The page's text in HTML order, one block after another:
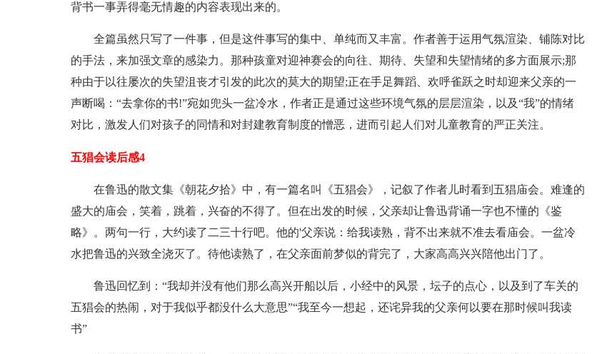
背书一事弄得毫无情趣的内容表现出来的。
全篇虽然只写了一件事，但是这件事写的集中、单纯而又丰富。作者善于运用气氛渲染、铺陈对比
的手法，来加强文章的感染力。那种孩童对迎神赛会的向往、期待、失望和失望情绪的多方面展示;那
种由于以往屡次的失望沮丧才引发的此次的莫大的期望;正在手足舞蹈、欢呼雀跃之时却迎来父亲的一
声断喝：“去拿你的书!”宛如兜头一盆冷水，作者正是通过这些环境气氛的层层渲染，以及“我”的情绪
对比，激发人们对孩子的同情和对封建教育制度的憎恶，进而引起人们对儿童教育的严正关注。
五猖会读后感4
在鲁迅的散文集《朝花夕拾》中，有一篇名叫《五猖会》，记叙了作者儿时看到五猖庙会。难逢的
盛大的庙会，笑着，跳着，兴奋的不得了。但在出发的时候，父亲却让鲁迅背诵一字也不懂的《鉴
略》。两句一行，大约读了二三十行吧。他的'父亲说：给我读熟，背不出来就不准去看庙会。一盆冷
水把鲁迅的兴致全浇灭了。待他读熟了，在父亲面前梦似的背完了，大家高高兴兴陪他出门了。
鲁迅回忆到：“我却并没有他们那么高兴开船以后，小经中的风景，坛子的点心，以及到了车关的
五猖会的热闹，对于我似乎都没什么大意思”“我至今一想起，还诧异我的父亲何以要在那时候叫我读
书”